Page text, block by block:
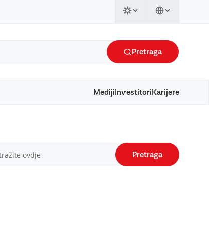
Pretraga
Mediji Investitori Karijere
Pretraga